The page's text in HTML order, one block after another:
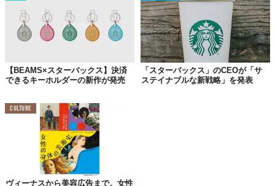
【BEAMS×スターバックス】決済
できるキーホルダーの新作が発売
「スターバックス」のCEOが「サ
ステイナブルな新戦略」を発表
CULTURE
ヴィーナスから美容広告まで。女性